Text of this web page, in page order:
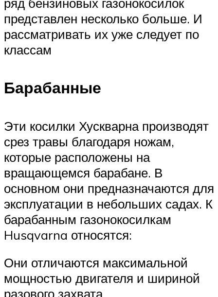
представлен несколько больше. И
рассматривать их уже следует по
классам
Барабанные
Эти косилки Хускварна производят
срез травы благодаря ножам,
которые расположены на
вращающемся барабане. В
основном они предназначаются для
эксплуатации в небольших садах. К
барабанным газонокосилкам
Husqvarna относятся:
Они отличаются максимальной
мощностью двигателя и шириной
разового захвата.